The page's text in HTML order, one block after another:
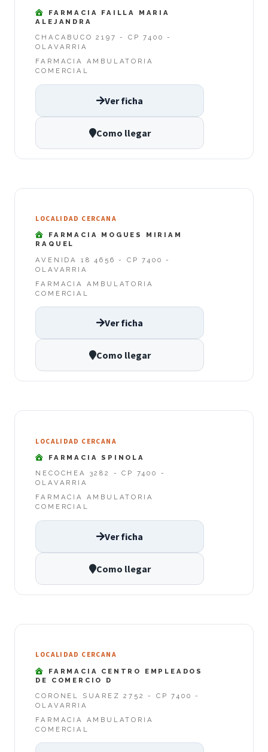
FARMACIA FAILLA MARIA
ALEJANDRA
CHACABUCO 2197 - CP 7400 -
OLAVARRIA
FARMACIA AMBULATORIA
COMERCIAL
Ver ficha
Como llegar
LOCALIDAD CERCANA
FARMACIA MOGUES MIRIAM
RAQUEL
AVENIDA 18 4656 - CP 7400 -
OLAVARRIA
FARMACIA AMBULATORIA
COMERCIAL
Ver ficha
Como llegar
LOCALIDAD CERCANA
FARMACIA SPINOLA
NECOCHEA 3282 - CP 7400 -
OLAVARRIA
FARMACIA AMBULATORIA
COMERCIAL
Ver ficha
Como llegar
LOCALIDAD CERCANA
FARMACIA CENTRO EMPLEADOS
DE COMERCIO D
CORONEL SUAREZ 2752 - CP 7400 -
OLAVARRIA
FARMACIA AMBULATORIA
COMERCIAL